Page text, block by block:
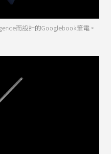
而設計的Googlebook筆電。